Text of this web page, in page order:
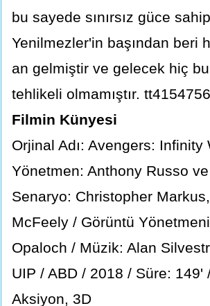
bu sayede sınırsız güce
Yenilmezler'in başından beri
an gelmiştir ve gelecek hiç
tehlikeli olmamıştır. tt4154756
Filmin Künyesi
Orjinal Adı: Avengers: Infinity
Yönetmen: Anthony Russo
Senaryo: Christopher
McFeely / Görüntü
Opaloch / Müzik: Alan Silvestri
UIP / ABD / 2018 / Süre: 149'
Aksiyon, 3D